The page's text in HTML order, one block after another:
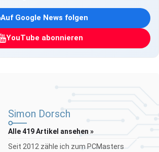
Auf Google News folgen
YouTube abonnieren
Simon Dorsch
Alle 419 Artikel ansehen »
Seit 2012 zähle ich zum PCMasters